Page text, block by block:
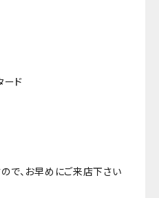
ード
で、お早めにご来店下さい